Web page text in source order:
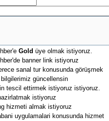
Gold üye olmak istiyoruz.
banner link istiyoruz
sanal tur konusunda görüşmek
bilgilerimiz güncellensin
tescil ettirmek istiyoruz istiyoruz.
istiyoruz
hizmeti almak istiyoruz
uygulamalari konusunda hizmet